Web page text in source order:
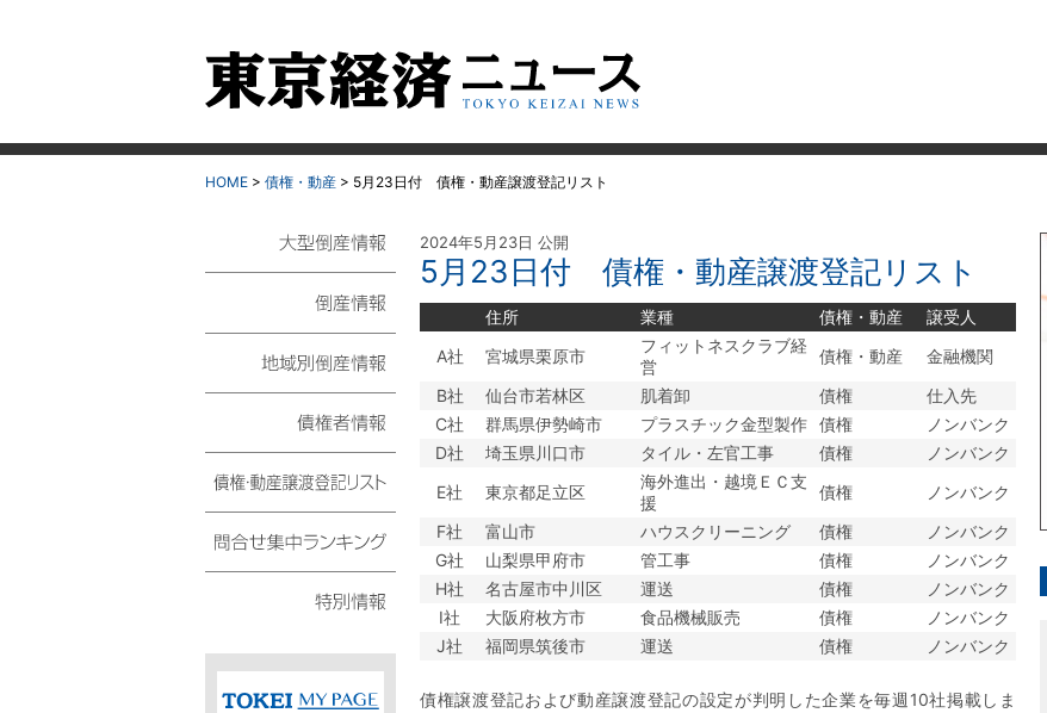
HOME > 債権・動産 > 5月23日付 債権・動産譲渡登記リスト
2024年5月23日 公開
5月23日付 債権・動産譲渡登記リスト
住所 業種 債権・動産
譲受人
A社
宮城県栗原市
フィットネスクラブ経
営
債権・動産
金融機関
B社
仙台市若林区 肌着卸 債権
仕入先
C社
群馬県伊勢崎市 プラスチック金型製作 債権
ノンバンク
D社
埼玉県川口市 タイル・左官工事 債権
ノンバンク
E社
東京都足立区
海外進出・越境ＥＣ支
援
債権
ノンバンク
F社
富山市 ハウスクリーニング 債権
ノンバンク
G社
山梨県甲府市 管工事 債権
ノンバンク
H社
名古屋市中川区 運送 債権
ノンバンク
I社
大阪府枚方市 食品機械販売 債権
ノンバンク
J社
福岡県筑後市 運送 債権 ノンバンク
債権譲渡登記および動産譲渡登記の設定が判明した企業を毎週10社掲載しま
スト